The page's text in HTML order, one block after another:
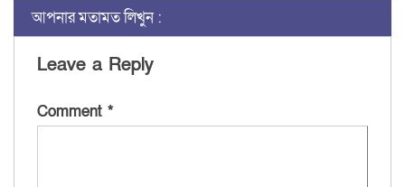
আপনার মতামত লিখুন :
Leave a Reply
Comment *